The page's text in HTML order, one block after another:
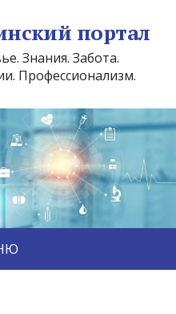
портал
Знания. Забота.
Профессионализм.